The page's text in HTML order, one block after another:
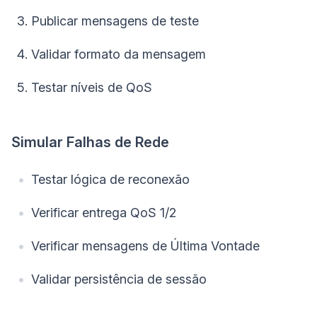
Publicar mensagens de teste
Validar formato da mensagem
Testar níveis de QoS
Simular Falhas de Rede
Testar lógica de reconexão
Verificar entrega QoS 1/2
Verificar mensagens de Última Vontade
Validar persistência de sessão